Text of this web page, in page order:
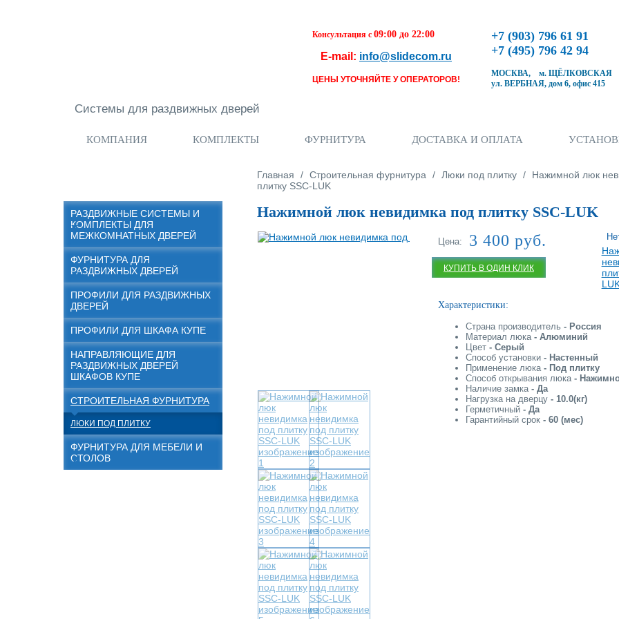
Консультация с 09:00 до 22:00
E-mail: info@slidecom.ru
ЦЕНЫ УТОЧНЯЙТЕ У ОПЕРАТОРОВ!
+7 (903) 796 61 91
+7 (495) 796 42 94
МОСКВА, м. ЩЁЛКОВСКАЯ
ул. ВЕРБНАЯ, дом 6, офис 415
Системы для раздвижных дверей
КОМПАНИЯ КОМПЛЕКТЫ ФУРНИТУРА ДОСТАВКА И ОПЛАТА
Вы здесь
Главная / Строительная фурнитура / Люки под плитку /
Нажимной люк
плитку SSC-LUK
Нажимной люк невидимка под плитку SSC-LUK
Цена: 3 400 руб.
КУПИТЬ В ОДИН КЛИК
Характеристики:
Страна производитель - Россия
Материал люка - Алюминий
Цвет - Серый
Способ установки - Настенный
Применение люка - Под плитку
Способ открывания люка -
Наличие замка - Да
Нагрузка на дверцу - 10.0(кг)
Герметичный - Да
Гарантийный срок - 60 (мес)
РАЗДВИЖНЫЕ СИСТЕМЫ И
КОМПЛЕКТЫ ДЛЯ
МЕЖКОМНАТНЫХ ДВЕРЕЙ
ФУРНИТУРА ДЛЯ
РАЗДВИЖНЫХ ДВЕРЕЙ
ПРОФИЛИ ДЛЯ РАЗДВИЖНЫХ
ДВЕРЕЙ
ПРОФИЛИ ДЛЯ ШКАФА КУПЕ
НАПРАВЛЯЮЩИЕ ДЛЯ
РАЗДВИЖНЫХ ДВЕРЕЙ
ШКАФОВ КУПЕ
СТРОИТЕЛЬНАЯ ФУРНИТУРА
ЛЮКИ ПОД ПЛИТКУ
ФУРНИТУРА ДЛЯ МЕБЕЛИ И
СТОЛОВ
время доставки
Кол-во товара
Купить в один клик